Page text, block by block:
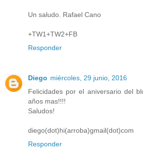
Un saludo. Rafael Cano
+TW1+TW2+FB
Responder
Diego miércoles, 29 junio, 2016
Felicidades por el aniversario del
años mas!!!!
Saludos!
diego(dot)hi(arroba)gmail(dot)com
Responder